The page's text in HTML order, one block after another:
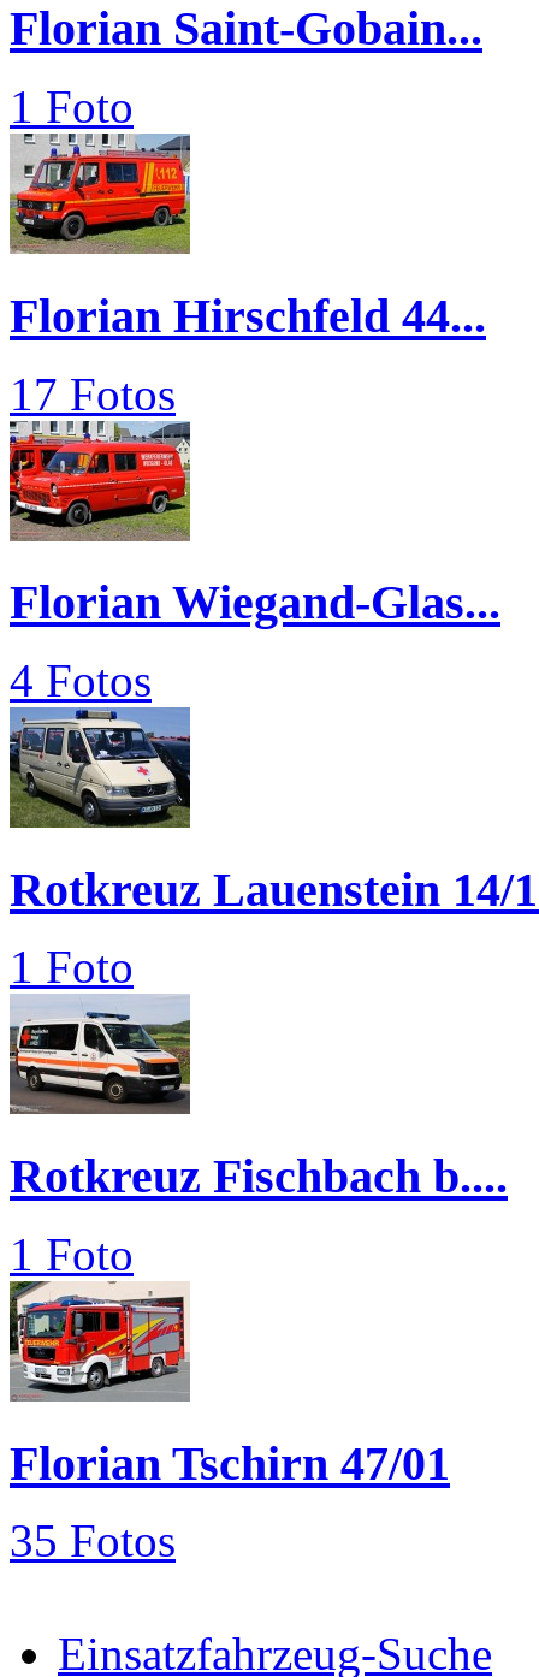
Florian Saint-Gobain...
1 Foto
Florian Hirschfeld 44...
17 Fotos
Florian Wiegand-Glas...
4 Fotos
Rotkreuz Lauenstein 14/
1 Foto
Rotkreuz Fischbach b....
1 Foto
Florian Tschirn 47/01
35 Fotos
Einsatzfahrzeug-Suche